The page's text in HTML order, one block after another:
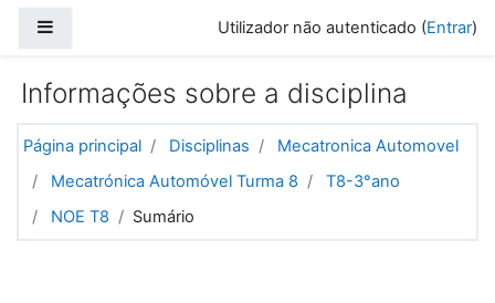
Utilizador não autenticado (Entrar)
Informações sobre a disciplina
Página principal Disciplinas
Mecatronica Automovel
Mecatrónica Automóvel Turma 8
T8-3°ano
NOE T8
Sumário